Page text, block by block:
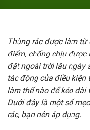
Thùng rác được làm từ
điểm, chống chịu được
đặt ngoài trời lâu ngày
tác động của điều kiện
làm thế nào để kéo dài
Dưới đây là một số
rác, bạn nên áp dụng.